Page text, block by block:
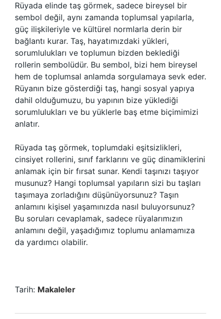
Rüyada elinde taş görmek, sadece bireysel bir
sembol değil, aynı zamanda toplumsal yapılarla,
güç ilişkileriyle ve kültürel normlarla derin bir
bağlantı kurar. Taş, hayatımızdaki yükleri,
sorumlulukları ve toplumun bizden beklediği
rollerin sembolüdür. Bu sembol, bizi hem bireysel
hem de toplumsal anlamda sorgulamaya sevk eder.
Rüyanın bize gösterdiği taş, hangi sosyal yapıya
dahil olduğumuzu, bu yapının bize yüklediği
sorumlulukları ve bu yüklerle baş etme biçimimizi
anlatır.
Rüyada taş görmek, toplumdaki eşitsizlikleri,
cinsiyet rollerini, sınıf farklarını ve güç dinamiklerini
anlamak için bir fırsat sunar. Kendi taşınızı taşıyor
musunuz? Hangi toplumsal yapıların sizi bu taşları
taşımaya zorladığını düşünüyorsunuz? Taşın
anlamını kişisel yaşamınızda nasıl buluyorsunuz?
Bu soruları cevaplamak, sadece rüyalarımızın
anlamını değil, yaşadığımız toplumu anlamamıza
da yardımcı olabilir.
Tarih: Makaleler